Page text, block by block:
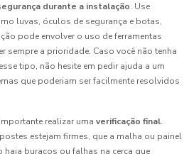
durante a instalação. Use
luvas, óculos de segurança e botas,
pode envolver o uso de ferramentas
sempre a prioridade. Caso você não tenha
tipo, não hesite em pedir ajuda a um
que poderiam ser facilmente resolvidos
realizar uma verificação final.
estejam firmes, que a malha ou painel
haja buracos ou falhas na cerca que